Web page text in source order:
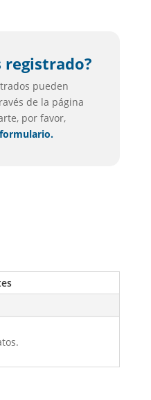
registrado?
pueden
de la página
por favor,